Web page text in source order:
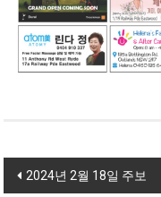
Post navigation
2024년 2월 18일 주보